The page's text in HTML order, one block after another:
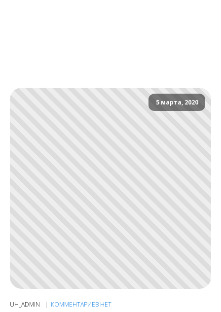
5 марта, 2020
UH_ADMIN КОММЕНТАРИЕВ НЕТ